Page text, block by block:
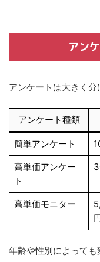
アン
アンケートは大きく分
アンケート種類
簡単アンケート
高単価アンケー
ト
高単価モニター
年齢や性別によっても